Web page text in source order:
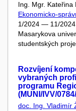
Ing. Mgr. Kateřina
Ekonomicko-
1/2024 — 11/2024
Masarykova
studentských
Rozvíjení
vybraných
programu
(MUNI/IVV/
doc. Ing. Vladimír